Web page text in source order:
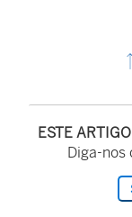
ESTE
Diga-